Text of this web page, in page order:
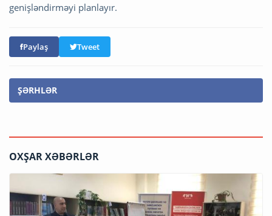
genişləndirməyi planlayır.
Paylaş Tweet
ŞƏRHLƏR
OXŞAR XƏBƏRLƏR